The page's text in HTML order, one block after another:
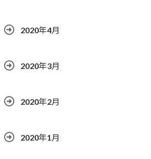
2020年4月
2020年3月
2020年2月
2020年1月